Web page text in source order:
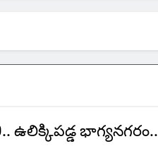
ఉలిక్కిపడ్డ